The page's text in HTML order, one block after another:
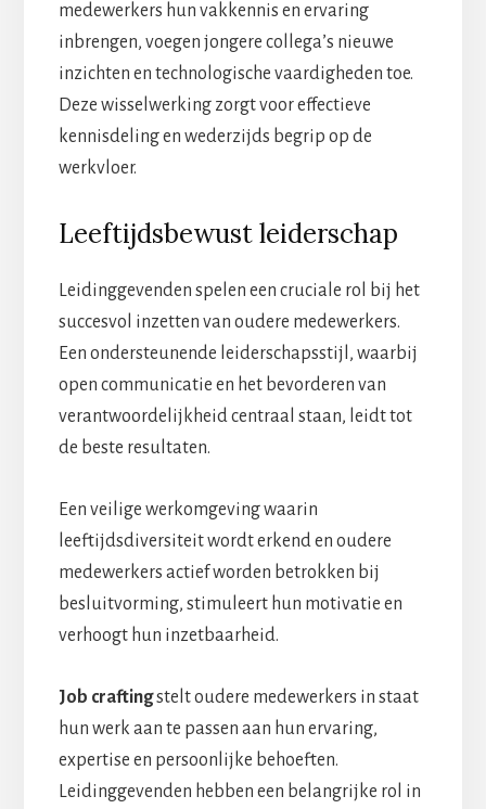
medewerkers hun vakkennis en ervaring
inbrengen, voegen jongere collega’s nieuwe
inzichten en technologische vaardigheden toe.
Deze wisselwerking zorgt voor effectieve
kennisdeling en wederzijds begrip op de
werkvloer.
Leeftijdsbewust leiderschap
Leidinggevenden spelen een cruciale rol bij het
succesvol inzetten van oudere medewerkers.
Een ondersteunende leiderschapsstijl, waarbij
open communicatie en het bevorderen van
verantwoordelijkheid centraal staan, leidt tot
de beste resultaten.
Een veilige werkomgeving waarin
leeftijdsdiversiteit wordt erkend en oudere
medewerkers actief worden betrokken bij
besluitvorming, stimuleert hun motivatie en
verhoogt hun inzetbaarheid.
Job craftingstelt oudere medewerkers in staat
hun werk aan te passen aan hun ervaring,
expertise en persoonlijke behoeften.
Leidinggevenden hebben een belangrijke rol in